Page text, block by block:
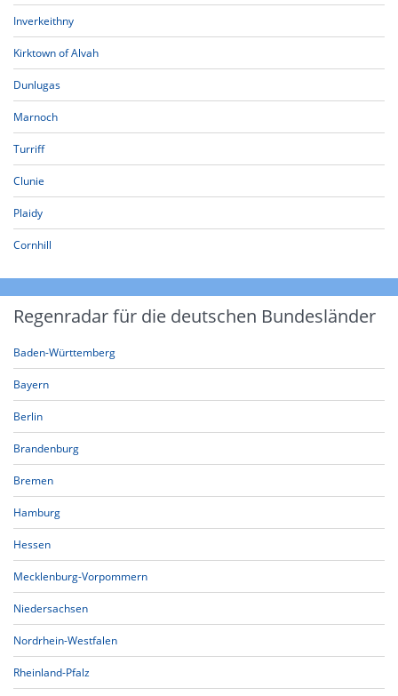
Inverkeithny
Kirktown of Alvah
Dunlugas
Marnoch
Turriff
Clunie
Plaidy
Cornhill
Regenradar für die deutschen Bundesländer
Baden-Württemberg
Bayern
Berlin
Brandenburg
Bremen
Hamburg
Hessen
Mecklenburg-Vorpommern
Niedersachsen
Nordrhein-Westfalen
Rheinland-Pfalz